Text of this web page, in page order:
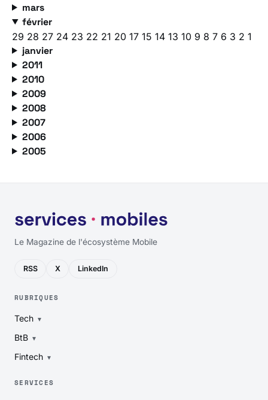
mars
février
29 28 27 24 23 22 21 20 17 15 14 13 10 9 8 7 6 3 2 1
janvier
2011
2010
2009
2008
2007
2006
2005
Le Magazine de l'écosystème Mobile
RSS X LinkedIn
RUBRIQUES
Tech
BtB
Fintech
SERVICES